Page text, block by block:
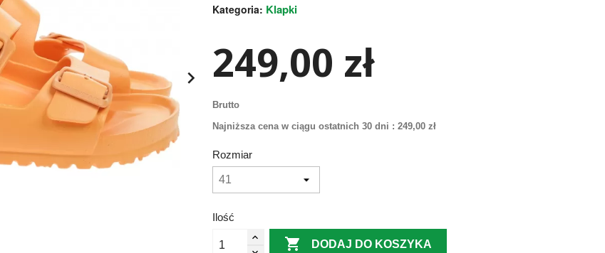

Kategoria: Klapki
249,00 zł
Brutto
Najniższa cena w ciągu ostatnich 30 dni : 249,00 zł
Rozmiar
Ilość
 DODAJ DO KOSZYKA